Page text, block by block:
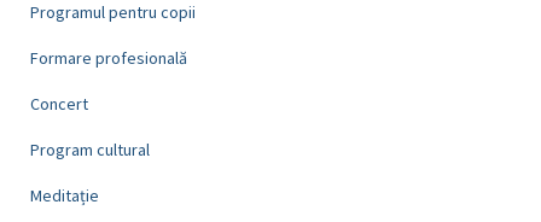
Programul pentru copii
Formare profesională
Concert
Program cultural
Meditație